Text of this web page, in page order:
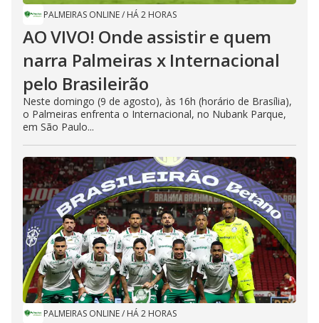
PALMEIRAS ONLINE/ HÁ 2 HORAS
AO VIVO! Onde assistir e quem
narra Palmeiras x Internacional
pelo Brasileirão
Neste domingo (9 de agosto), às 16h (horário de Brasília),
o Palmeiras enfrenta o Internacional, no Nubank Parque,
em São Paulo...
PALMEIRAS ONLINE/ HÁ 2 HORAS